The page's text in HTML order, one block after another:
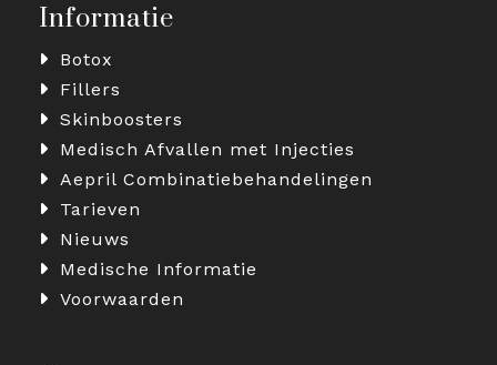
Informatie
Botox
Fillers
Skinboosters
Medisch Afvallen met Injecties
Aepril Combinatiebehandelingen
Tarieven
Nieuws
Medische Informatie
Voorwaarden